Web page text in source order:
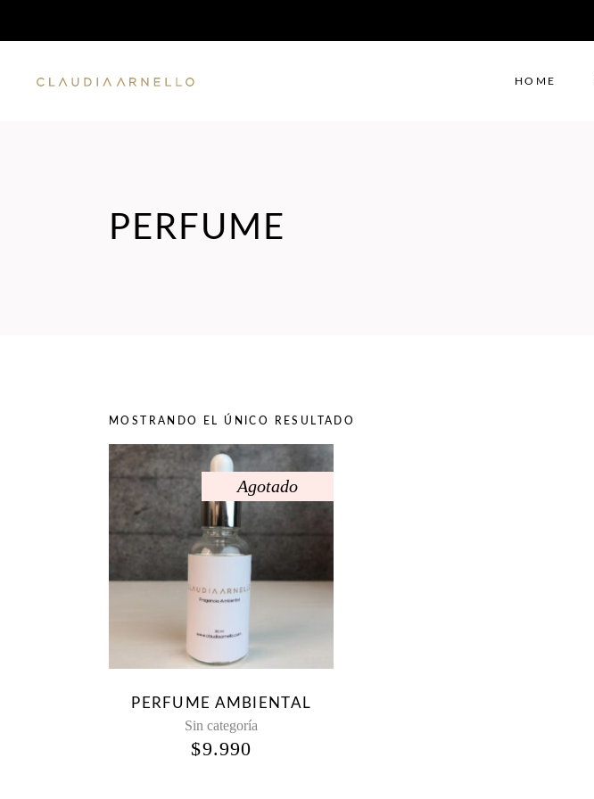
HOME
PERFUME
MOSTRANDO EL ÚNICO RESULTADO
Agotado
PERFUME AMBIENTAL
Sin categoría
$9.990